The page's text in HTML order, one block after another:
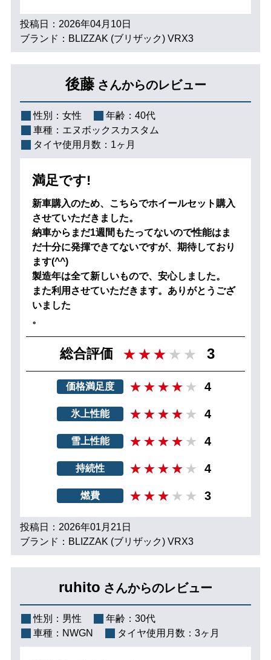
投稿日：2026年04月10日
ブランド：BLIZZAK (ブリザック) VRX3
後藤 さんからのレビュー
性別： 女性 年齢： 40代
車種： エヌボックスカスタム
タイヤ使用月数： 1ヶ月
満足です!
新車購入のため、こちらでホイールセット購入
させていただきました。
納車からまだ1週間もたってないので性能はま
だ十分に発揮できてないですが、期待しており
ます(^^)
製造年は全て新しいもので、安心しました。
また利用させていただきます。ありがとうござ
いました
。
総合評価 3
価格満足度 4
氷上性能 4
雪上性能 4
持続性 4
燃費 3
投稿日：2026年01月21日
ブランド：BLIZZAK (ブリザック) VRX3
ruhito さんからのレビュー
性別： 男性 年齢： 30代
車種： NWGN タイヤ使用月数： 3ヶ月